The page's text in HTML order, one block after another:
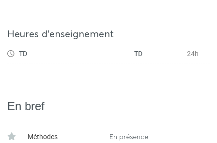
Heures d'enseignement
TD TD 24h
En bref
Méthodes
En présence